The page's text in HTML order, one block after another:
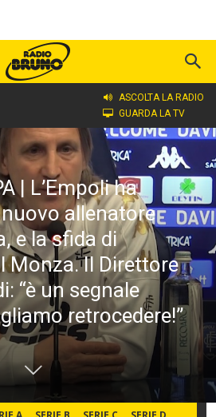
ASCOLTA LA RADIO
GUARDA LA TV
| L’Empoli ha
allenatore
e la sfida di
Monza. Il Direttore
“è un segnale
retrocedere!”